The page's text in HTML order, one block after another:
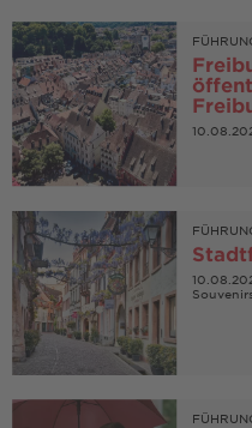
Souvenirs